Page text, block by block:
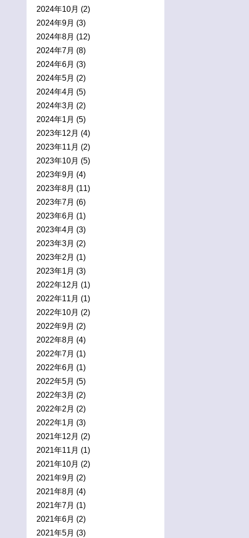
2024年10月 (2)
2024年9月 (3)
2024年8月 (12)
2024年7月 (8)
2024年6月 (3)
2024年5月 (2)
2024年4月 (5)
2024年3月 (2)
2024年1月 (5)
2023年12月 (4)
2023年11月 (2)
2023年10月 (5)
2023年9月 (4)
2023年8月 (11)
2023年7月 (6)
2023年6月 (1)
2023年4月 (3)
2023年3月 (2)
2023年2月 (1)
2023年1月 (3)
2022年12月 (1)
2022年11月 (1)
2022年10月 (2)
2022年9月 (2)
2022年8月 (4)
2022年7月 (1)
2022年6月 (1)
2022年5月 (5)
2022年3月 (2)
2022年2月 (2)
2022年1月 (3)
2021年12月 (2)
2021年11月 (1)
2021年10月 (2)
2021年9月 (2)
2021年8月 (4)
2021年7月 (1)
2021年6月 (2)
2021年5月 (3)